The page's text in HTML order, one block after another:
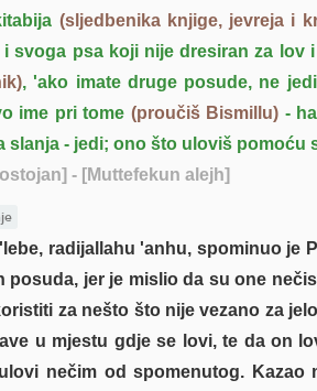
(sljedbenika knjige, jevreja i
i svoga psa koji nije dresiran za lov
, 'ako imate druge posude, ne
ime pri tome (proučiš Bismillu) -
slanja - jedi; ono što uloviš pomoću
- [Muttefekun alejh]
radijallahu 'anhu, spominuo je
posuda, jer je mislio da su one
za nešto što nije vezano za
u mjestu gdje se lovi, te da on
nečim od spomenutog.